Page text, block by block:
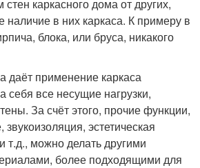
каркасного дома от других,
наличие в них каркаса. К примеру в
блока, или бруса, никакого
даёт применение каркаса
себя все несущие нагрузки,
За счёт этого, прочие функции,
звукоизоляция, эстетическая
т.д., можно делать другими
более подходящими для